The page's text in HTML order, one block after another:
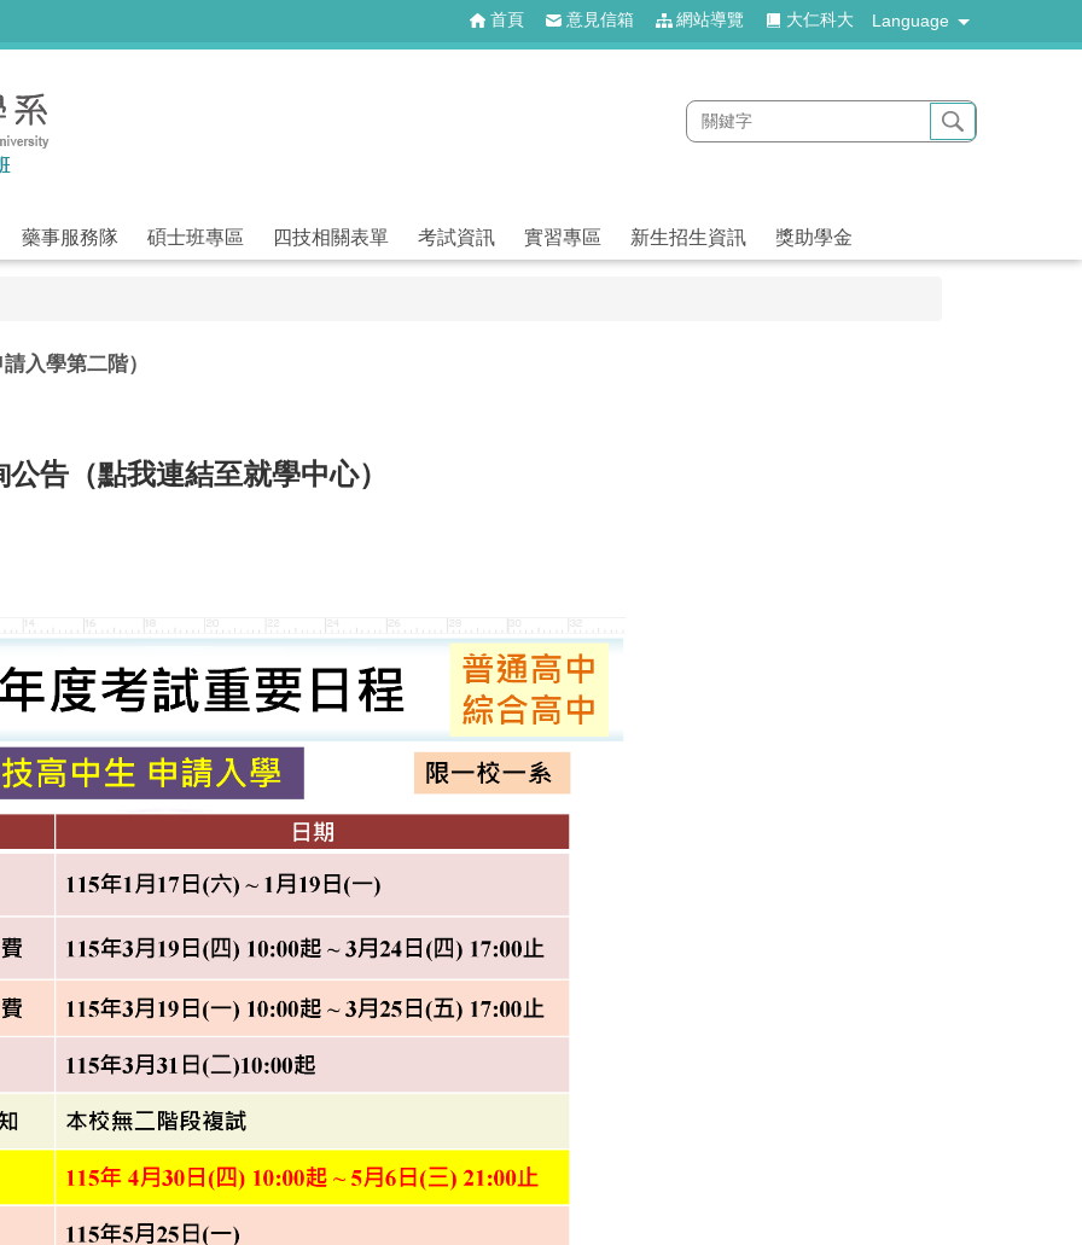
首頁 意見信箱 網站導覽 大仁科大 Language
藥事服務隊 碩士班專區 四技相關表單 考試資訊 實習專區 新生招生資訊 獎助學金
入學第二階）
告（點我連結至就學中心）